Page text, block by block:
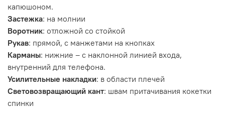
капюшоном.
Застежка: на молнии
Воротник: отложной со стойкой
Рукав: прямой, с манжетами на кнопках
Карманы: нижние – с наклонной линией входа,
внутренний для телефона.
Усилительные накладки: в области плечей
Световозвращающий кант: швам притачивания кокетки
спинки